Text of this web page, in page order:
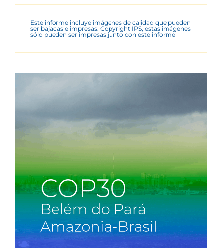
Este informe incluye imágenes de calidad que pueden
ser bajadas e impresas. Copyright IPS, estas imágenes
sólo pueden ser impresas junto con este informe